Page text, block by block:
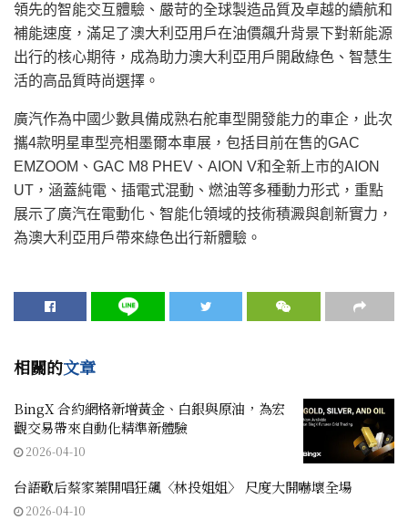
領先的智能交互體驗、嚴苛的全球製造品質及卓越的續航和
補能速度，滿足了澳大利亞用戶在油價飆升背景下對新能源
出行的核心期待，成為助力澳大利亞用戶開啟綠色、智慧生
活的高品質時尚選擇。
廣汽作為中國少數具備成熟右舵車型開發能力的車企，此次
攜4款明星車型亮相墨爾本車展，包括目前在售的GAC
EMZOOM、GAC M8 PHEV、AION V和全新上市的AION
UT，涵蓋純電、插電式混動、燃油等多種動力形式，重點
展示了廣汽在電動化、智能化領域的技術積澱與創新實力，
為澳大利亞用戶帶來綠色出行新體驗。
相關的文章
BingX 合約網格新增黃金、白銀與原油，為宏
觀交易帶來自動化精準新體驗
2026-04-10
台語歌后蔡家蓁開唱狂飆〈林投姐姐〉 尺度大開嚇壞全場
2026-04-10